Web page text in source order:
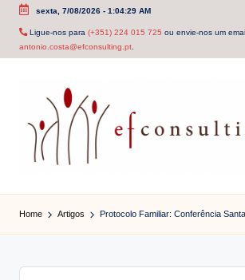
Skip
sexta, 7/08/2026- 1:04:29 AM
Ligue-nos para (+351) 224 015 725 ou envie-nos um
antonio.costa@efconsulting.pt.
f
c
o
Home Artigos Protocolo Familiar: Conferência